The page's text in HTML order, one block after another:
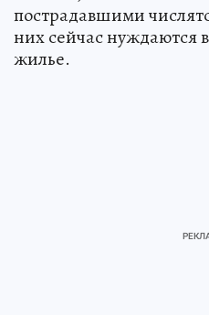
пострадавшими
них сейчас
жилье.